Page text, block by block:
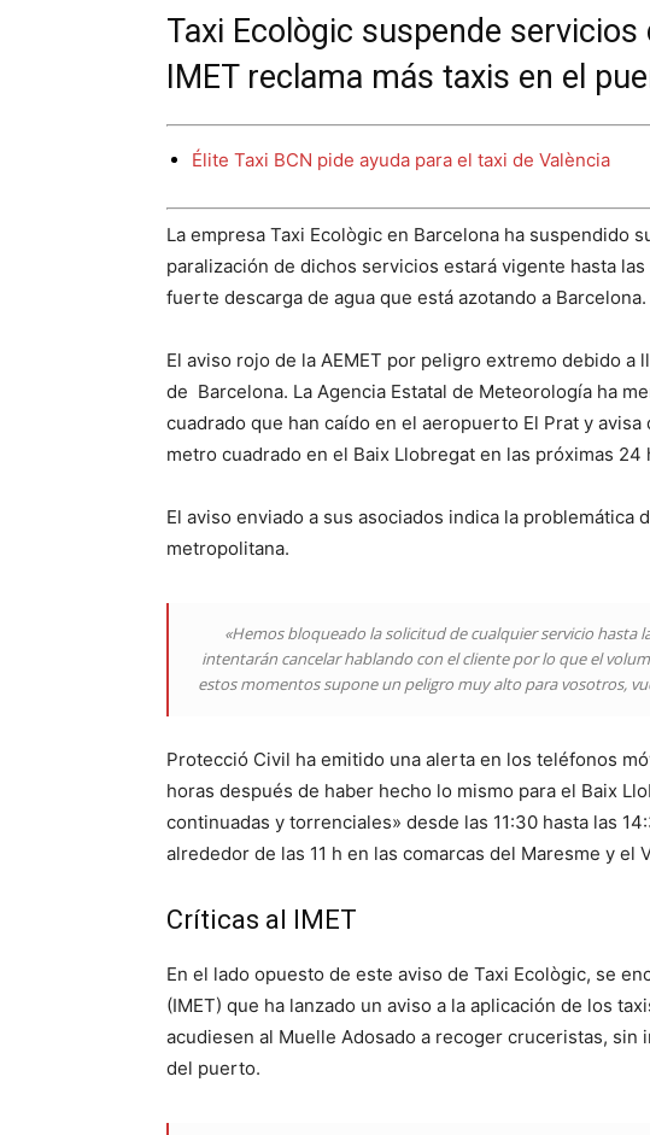
Taxi Ecològic suspende servicios
IMET reclama más taxis en el
Élite Taxi BCN pide ayuda para el taxi de València
La empresa Taxi Ecològic en Barcelona ha suspendido
paralización de dichos servicios estará vigente hasta
fuerte descarga de agua que está azotando a Barcelona.
El aviso rojo de la AEMET por peligro extremo debido a
de Barcelona. La Agencia Estatal de Meteorología ha
cuadrado que han caído en el aeropuerto El Prat y
metro cuadrado en el Baix Llobregat en las próximas 24
El aviso enviado a sus asociados indica la
metropolitana.
«Hemos bloqueado la solicitud de cualquier servicio hasta
intentarán cancelar hablando con el cliente por lo que el
estos momentos supone un peligro muy alto para vosotros,
Protecció Civil ha emitido una alerta en los teléfonos
horas después de haber hecho lo mismo para el Baix
continuadas y torrenciales» desde las 11:30 hasta las
alrededor de las 11 h en las comarcas del Maresme y el
Críticas al IMET
En el lado opuesto de este aviso de Taxi Ecològic, se
(IMET) que ha lanzado un aviso a la aplicación de los
acudiesen al Muelle Adosado a recoger cruceristas, sin
del puerto.